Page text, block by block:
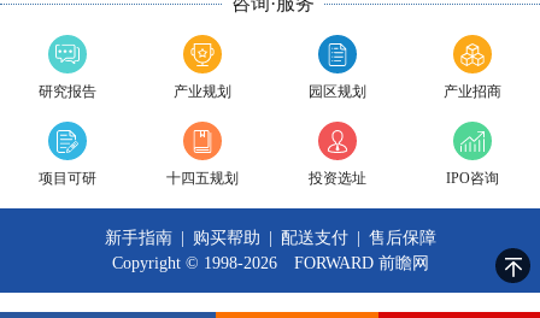
研究报告 产业规划 园区规划 产业招商
项目可研 十四五规划 投资选址 IPO咨询
新手指南 购买帮助 配送支付
售后保障
Copyright © 1998-2026 FORWARD 前瞻网